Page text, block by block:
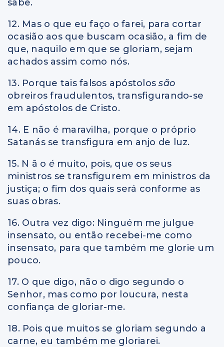
sabe.
12. Mas o que eu faço o farei, para cortar
ocasião aos que buscam ocasião, a fim de
que, naquilo em que se gloriam, sejam
achados assim como nós.
13. Porque tais falsos apóstolossão
obreiros fraudulentos, transfigurando-se
em apóstolos de Cristo.
14. E não é maravilha, porque o próprio
Satanás se transfigura em anjo de luz.
15. N ã o é muito, pois, que os seus
ministros se transfigurem em ministros da
justiça; o fim dos quais será conforme as
suas obras.
16. Outra vez digo: Ninguém me julgue
insensato, ou então recebei-me como
insensato, para que também me glorie um
pouco.
17. O que digo, não o digo segundo o
Senhor, mas como por loucura, nesta
confiança de gloriar-me.
18. Pois que muitos se gloriam segundo a
carne, eu também me gloriarei.